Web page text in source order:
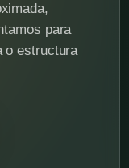
para
o estructura